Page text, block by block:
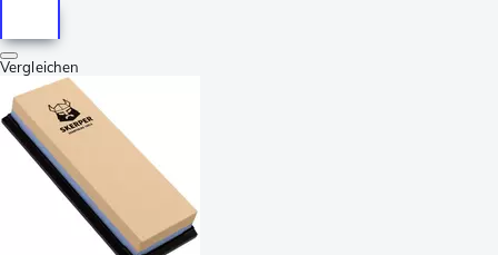
Vergleichen